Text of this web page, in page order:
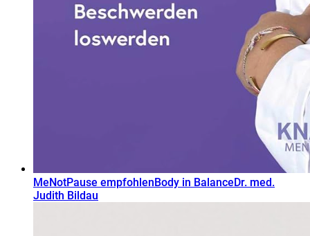
MeNotPause empfohlenBody in BalanceDr. med.
Judith Bildau